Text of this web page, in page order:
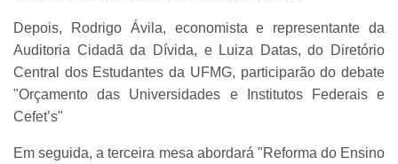
Depois, Rodrigo Ávila, economista e representante da
Auditoria Cidadã da Dívida, e Luiza Datas, do Diretório
Central dos Estudantes da UFMG, participarão do debate
"Orçamento das Universidades e Institutos Federais e
Cefet’s"
Em seguida, a terceira mesa abordará "Reforma do Ensino